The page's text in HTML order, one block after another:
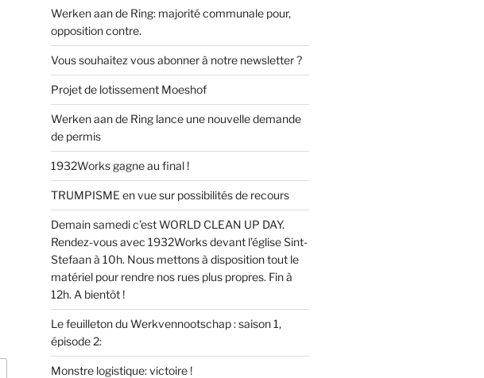
Werken aan de Ring: majorité communale pour,
opposition contre.
Vous souhaitez vous abonner à notre newsletter ?
Projet de lotissement Moeshof
Werken aan de Ring lance une nouvelle demande
de permis
1932Works gagne au final !
TRUMPISME en vue sur possibilités de recours
Demain samedi c’est WORLD CLEAN UP DAY.
Rendez-vous avec 1932Works devant l’église Sint-
Stefaan à 10h. Nous mettons à disposition tout le
matériel pour rendre nos rues plus propres. Fin à
12h. A bientôt !
Le feuilleton du Werkvennootschap : saison 1,
épisode 2:
Monstre logistique: victoire !